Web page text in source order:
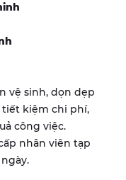
vệ sinh, dọn dẹp
tiết kiệm chi phí,
công việc.
nhân viên tạp